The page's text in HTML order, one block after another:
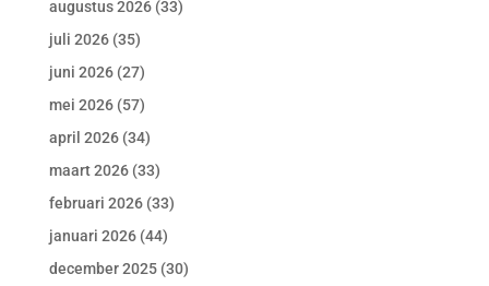
augustus 2026(33)
juli 2026(35)
juni 2026(27)
mei 2026(57)
april 2026(34)
maart 2026(33)
februari 2026(33)
januari 2026(44)
december 2025(30)